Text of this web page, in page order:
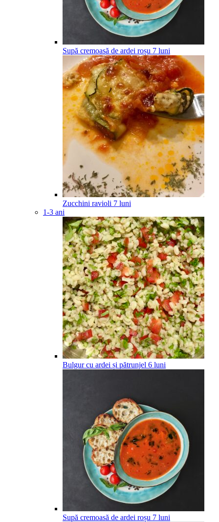
Supă cremoasă de ardei roșu 7 luni
Zucchini ravioli 7 luni
1-3 ani
Bulgur cu ardei și pătrunjel 6 luni
Supă cremoasă de ardei roșu 7 luni